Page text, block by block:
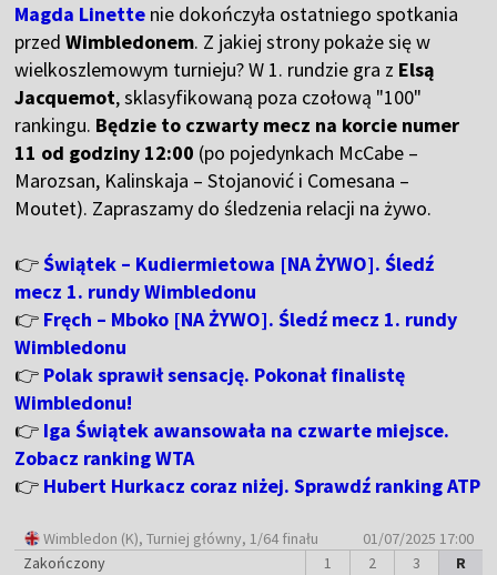
Magda Linette nie dokończyła ostatniego spotkania
przedWimbledonem. Z jakiej strony pokaże się w
wielkoszlemowym turnieju? W 1. rundzie gra z Elsą
Jacquemot, sklasyfikowaną poza czołową "100"
rankingu. Będzie to czwarty mecz na korcie numer
11 od godziny 12:00 (po pojedynkach McCabe –
Marozsan, Kalinskaja – Stojanović i Comesana –
Moutet). Zapraszamy do śledzenia relacji na żywo.
👉Świątek – Kudiermietowa [NA ŻYWO]. Śledź
mecz 1. rundy Wimbledonu
👉 Fręch – Mboko [NA ŻYWO]. Śledź mecz 1. rundy
Wimbledonu
👉 Polak sprawił sensację. Pokonał finalistę
Wimbledonu!
👉 Iga Świątek awansowała na czwarte miejsce.
Zobacz ranking WTA
👉 Hubert Hurkacz coraz niżej. Sprawdź ranking ATP
Wimbledon (K), Turniej główny, 1/64 finału
01/07/2025 17:00
Zakończony
1
2
3
R